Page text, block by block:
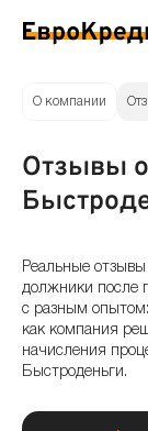
О компании
Отзывы
Реальные
должники после
с разным
как компания
начисления
Быстроденьги.